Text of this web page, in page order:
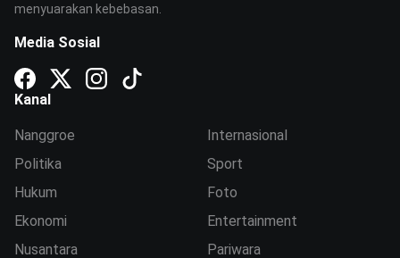
menyuarakan kebebasan.
Media Sosial
Kanal
Nanggroe
Politika
Hukum
Ekonomi
Nusantara
Internasional
Sport
Foto
Entertainment
Pariwara